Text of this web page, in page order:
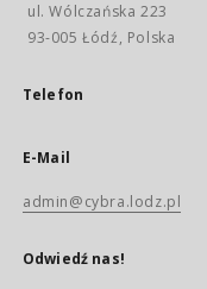
ul. Wólczańska 223
93-005 Łódź, Polska
Telefon
E-Mail
admin@cybra.lodz.pl
Odwiedź nas!